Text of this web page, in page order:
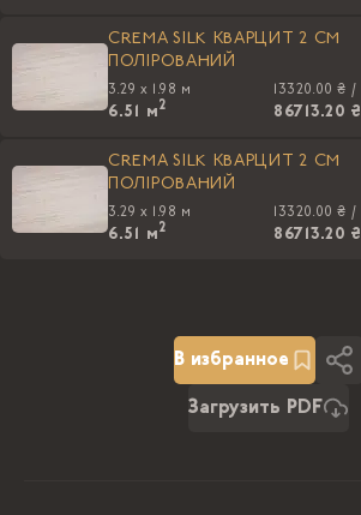
CREMA SILK КВАРЦИТ 2 CM
ПОЛIРОВАНИЙ
3.29 x 1.98 м
6.51 м2
13320.00 ₴ /
86713.20 ₴
CREMA SILK КВАРЦИТ 2 CM
ПОЛIРОВАНИЙ
3.29 x 1.98 м
6.51 м2
13320.00 ₴ /
86713.20 ₴
В избранное
Загрузить PDF